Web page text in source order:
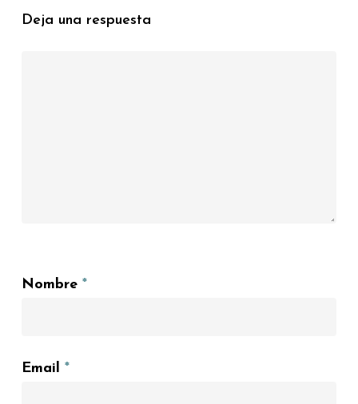
Deja una respuesta
Nombre *
Email *